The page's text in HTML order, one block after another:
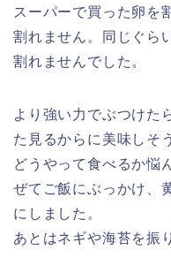
スーパーで買った卵を
割れません。同じぐら
割れませんでした。
より強い力でぶつけた
た見るからに美味しそ
どうやって食べるか悩
ぜてご飯にぶっかけ、
にしました。
あとはネギや海苔を振